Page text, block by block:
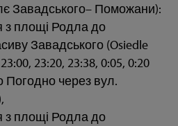
Завадського– Поможани):
з площі Родла до
Завадського (Osiedle
23:20, 23:38, 0:05, 0:20
Погодно через вул.
з площі Родла до